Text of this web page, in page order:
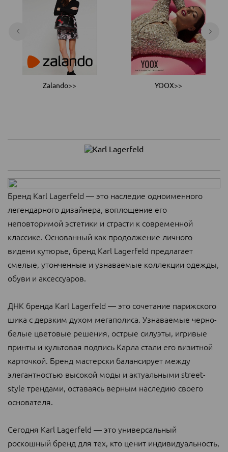
Zalando>> YOOX>>
Бренд Karl Lagerfeld — это наследие одноименного
легендарного дизайнера, воплощение его
неповторимой эстетики и страсти к современной
классике. Основанный как продолжение личного
видени кутюрье, бренд Karl Lagerfeld предлагает
смелые, утонченные и узнаваемые коллекции одежды,
обуви и аксессуаров.
ДНК бренда Karl Lagerfeld — это сочетание парижского
шика с дерзким духом мегаполиса. Узнаваемые черно-
белые цветовые решения, острые силуэты, игривые
принты и культовая подпись Карла стали его визитной
карточкой. Бренд мастерски балансирует между
элегантностью высокой моды и актуальными street-
style трендами, оставаясь верным наследию своего
основателя.
Сегодня Karl Lagerfeld — это универсальный
роскошный бренд для тех, кто ценит индивидуальность,